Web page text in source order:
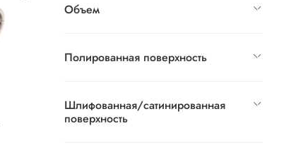
Объем
Полированная поверхность
Шлифованная/сатинированная
поверхность